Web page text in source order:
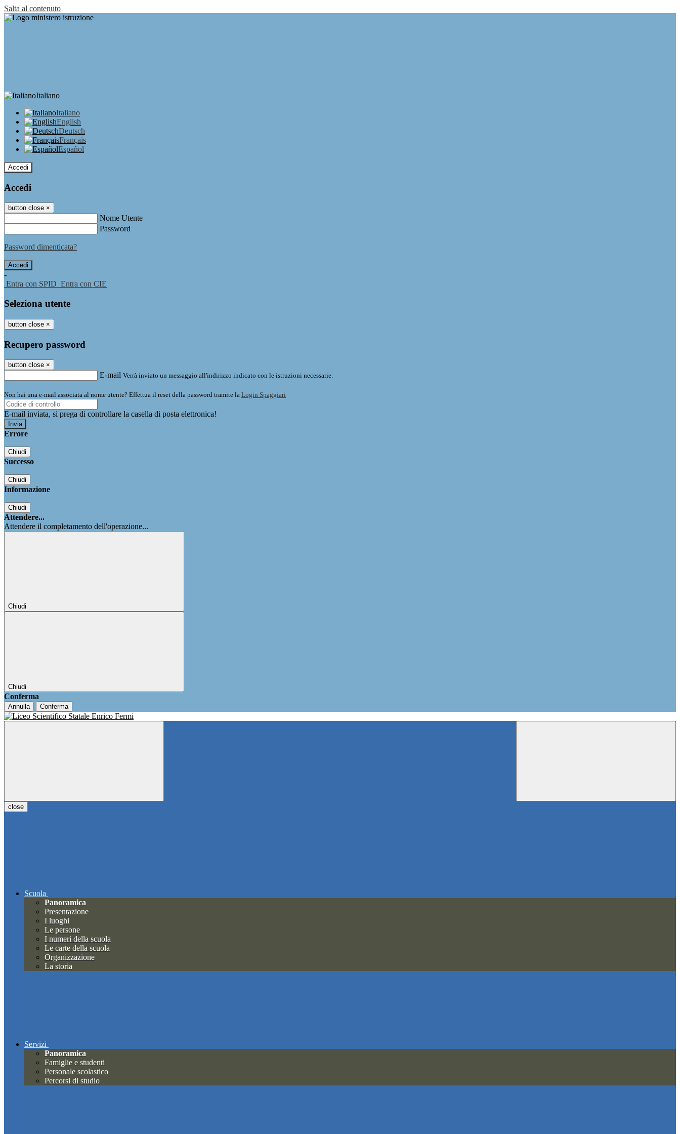
Salta al contenuto
Italiano
Italiano
English
Deutsch
Français
Español
Accedi
Accedi
button close ×
Nome Utente
Password
Password dimenticata?
-
Entra con SPID Entra con CIE
Seleziona utente
button close ×
Recupero password
button close ×
E-mail Verrà inviato un messaggio all'indirizzo indicato con le istruzioni necessarie.
Non hai una e-mail associata al nome utente? Effettua il reset della password tramite la Login Spaggiari
E-mail inviata, si prega di controllare la casella di posta elettronica!
Errore
Chiudi
Successo
Chiudi
Informazione
Chiudi
Attendere...
Attendere il completamento dell'operazione...
Chiudi
Chiudi
Conferma
Annulla Conferma
close
Scuola
Panoramica
Presentazione
I luoghi
Le persone
I numeri della scuola
Le carte della scuola
Organizzazione
La storia
Servizi
Panoramica
Famiglie e studenti
Personale scolastico
Percorsi di studio